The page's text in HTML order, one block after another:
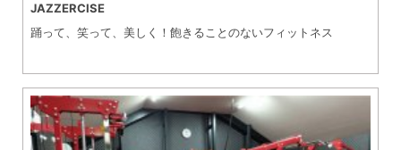
JAZZERCISE
踊って、笑って、美しく！飽きることのないフィットネス